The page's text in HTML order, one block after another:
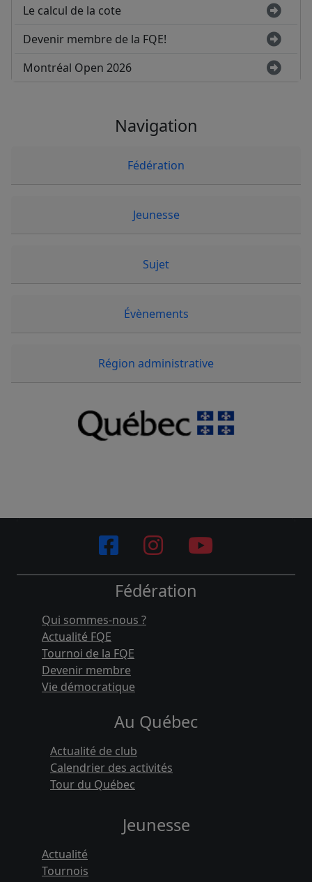
Le calcul de la cote
Devenir membre de la FQE!
Montréal Open 2026
Navigation
Fédération
Jeunesse
Sujet
Évènements
Région administrative
Fédération
Qui sommes-nous ?
Actualité FQE
Tournoi de la FQE
Devenir membre
Vie démocratique
Au Québec
Actualité de club
Calendrier des activités
Tour du Québec
Jeunesse
Actualité
Tournois